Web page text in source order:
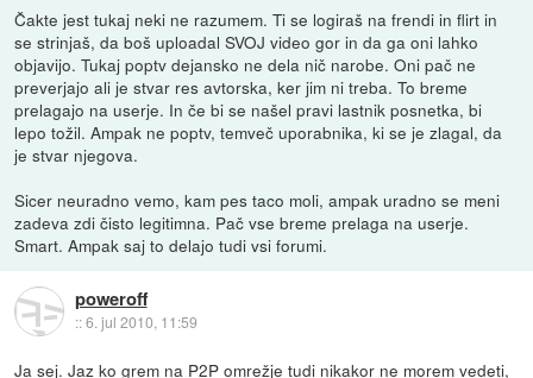
Čakte jest tukaj neki ne razumem. Ti se logiraš na frendi in flirt in
se strinjaš, da boš uploadal SVOJ video gor in da ga oni lahko
objavijo. Tukaj poptv dejansko ne dela nič narobe. Oni pač ne
preverjajo ali je stvar res avtorska, ker jim ni treba. To breme
prelagajo na userje. In če bi se našel pravi lastnik posnetka, bi
lepo tožil. Ampak ne poptv, temveč uporabnika, ki se je zlagal, da
je stvar njegova.
Sicer neuradno vemo, kam pes taco moli, ampak uradno se meni
zadeva zdi čisto legitimna. Pač vse breme prelaga na userje.
Smart. Ampak saj to delajo tudi vsi forumi.
poweroff
::6. jul 2010, 11:59
Ja sej. Jaz ko grem na P2P omrežje tudi nikakor ne morem vedeti,